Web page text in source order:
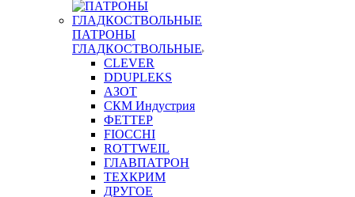
ПАТРОНЫ
ГЛАДКОСТВОЛЬНЫЕ
CLEVER
DDUPLEKS
АЗОТ
СКМ Индустрия
ФЕТТЕР
FIOCCHI
ROTTWEIL
ГЛАВПАТРОН
ТЕХКРИМ
ДРУГОЕ